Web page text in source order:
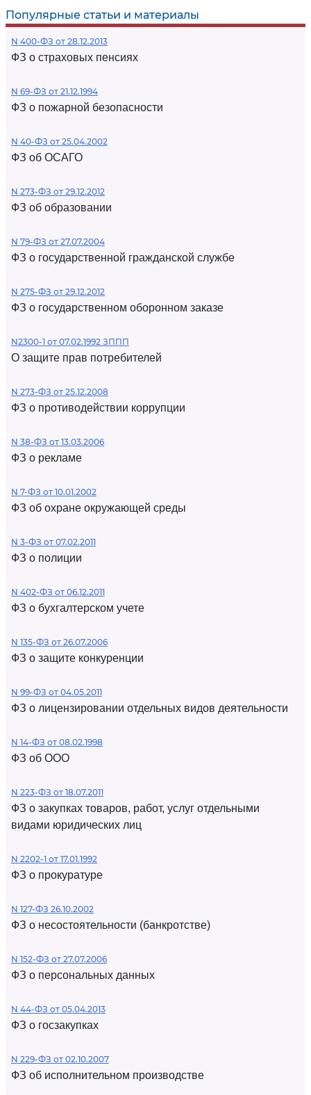
Популярные статьи и материалы
N 400-ФЗ от 28.12.2013
ФЗ о страховых пенсиях
N 69-ФЗ от 21.12.1994
ФЗ о пожарной безопасности
N 40-ФЗ от 25.04.2002
ФЗ об ОСАГО
N 273-ФЗ от 29.12.2012
ФЗ об образовании
N 79-ФЗ от 27.07.2004
ФЗ о государственной гражданской службе
N 275-ФЗ от 29.12.2012
ФЗ о государственном оборонном заказе
N2300-1 от 07.02.1992 ЗППП
О защите прав потребителей
N 273-ФЗ от 25.12.2008
ФЗ о противодействии коррупции
N 38-ФЗ от 13.03.2006
ФЗ о рекламе
N 7-ФЗ от 10.01.2002
ФЗ об охране окружающей среды
N 3-ФЗ от 07.02.2011
ФЗ о полиции
N 402-ФЗ от 06.12.2011
ФЗ о бухгалтерском учете
N 135-ФЗ от 26.07.2006
ФЗ о защите конкуренции
N 99-ФЗ от 04.05.2011
ФЗ о лицензировании отдельных видов деятельности
N 14-ФЗ от 08.02.1998
ФЗ об ООО
N 223-ФЗ от 18.07.2011
ФЗ о закупках товаров, работ, услуг отдельными
видами юридических лиц
N 2202-1 от 17.01.1992
ФЗ о прокуратуре
N 127-ФЗ 26.10.2002
ФЗ о несостоятельности (банкротстве)
N 152-ФЗ от 27.07.2006
ФЗ о персональных данных
N 44-ФЗ от 05.04.2013
ФЗ о госзакупках
N 229-ФЗ от 02.10.2007
ФЗ об исполнительном производстве